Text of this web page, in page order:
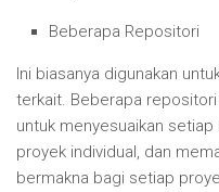
Beberapa Repositori
Ini biasanya digunakan
terkait. Beberapa
untuk menyesuaikan
proyek individual, dan
bermakna bagi setiap